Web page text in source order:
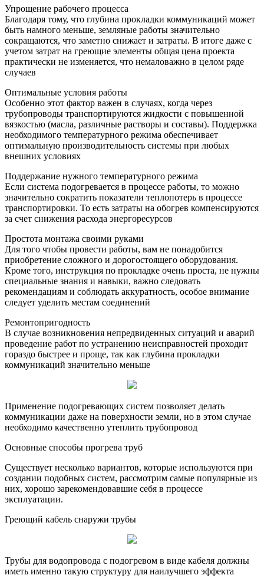
Упрощение рабочего процесса
Благодаря тому, что глубина прокладки коммуникаций может
быть намного меньше, земляные работы значительно
сокращаются, что заметно снижает и затраты. В итоге даже с
учетом затрат на греющие элементы общая цена проекта
практически не изменяется, что немаловажно в целом ряде
случаев
Оптимальные условия работы
Особенно этот фактор важен в случаях, когда через
трубопроводы транспортируются жидкости с повышенной
вязкостью (масла, различные растворы и составы). Поддержка
необходимого температурного режима обеспечивает
оптимальную производительность системы при любых
внешних условиях
Поддержание нужного температурного режима
Если система подогревается в процессе работы, то можно
значительно сократить показатели теплопотерь в процессе
транспортировки. То есть затраты на обогрев компенсируются
за счет снижения расхода энергоресурсов
Простота монтажа своими руками
Для того чтобы провести работы, вам не понадобится
приобретение сложного и дорогостоящего оборудования.
Кроме того, инструкция по прокладке очень проста, не нужны
специальные знания и навыки, важно следовать
рекомендациям и соблюдать аккуратность, особое внимание
следует уделить местам соединений
Ремонтопригодность
В случае возникновения непредвиденных ситуаций и аварий
проведение работ по устранению неисправностей проходит
гораздо быстрее и проще, так как глубина прокладки
коммуникаций значительно меньше
Применение подогревающих систем позволяет делать
коммуникации даже на поверхности земли, но в этом случае
необходимо качественно утеплить трубопровод
Основные способы прогрева труб
Существует несколько вариантов, которые используются при
создании подобных систем, рассмотрим самые популярные из
них, хорошо зарекомендовавшие себя в процессе
эксплуатации.
Греющий кабель снаружи трубы
Трубы для водопровода с подогревом в виде кабеля должны
иметь именно такую структуру для наилучшего эффекта